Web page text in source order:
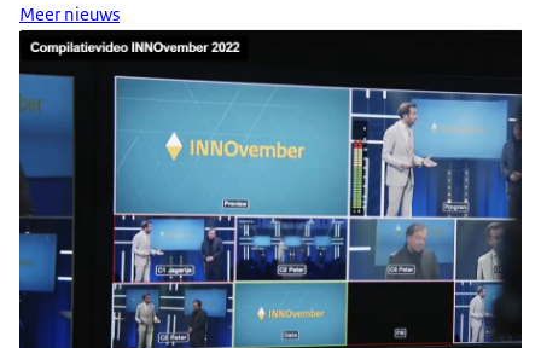
Meer nieuws